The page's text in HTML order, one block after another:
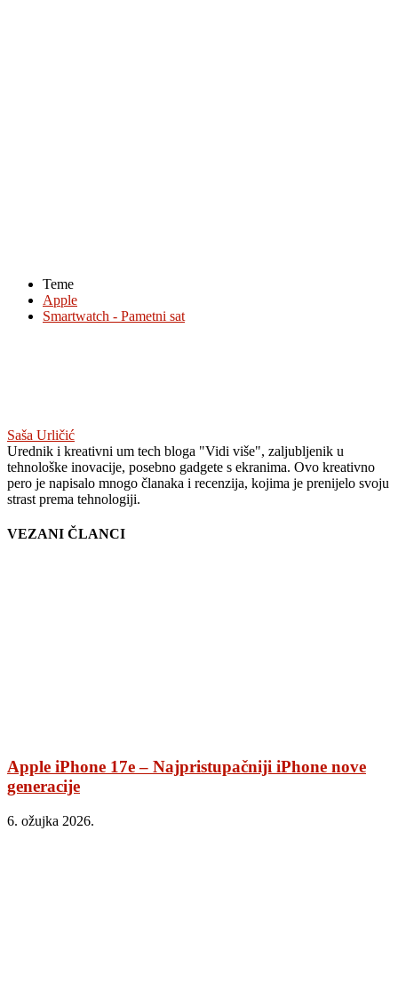
Teme
Apple
Smartwatch - Pametni sat
Saša Urličić
Urednik i kreativni um tech bloga "Vidi više", zaljubljenik u
tehnološke inovacije, posebno gadgete s ekranima. Ovo kreativno
pero je napisalo mnogo članaka i recenzija, kojima je prenijelo svoju
strast prema tehnologiji.
VEZANI ČLANCI
Apple iPhone 17e – Najpristupačniji iPhone nove
generacije
6. ožujka 2026.